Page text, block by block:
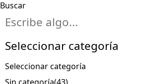
Buscar
Seleccionar categoría
Seleccionar categoría